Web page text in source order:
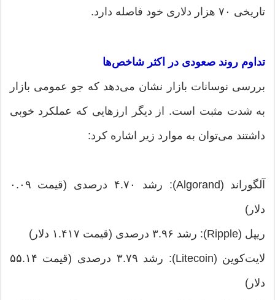
تاریخی ۷۰ هزار دلاری خود فاصله دارد.
تداوم روند صعودی در اکثر شاخص‌ها
بررسی نوسانات بازار نشان می‌دهد که جو عمومی بازار
به شدت مثبت است. از دیگر ارزهایی که عملکرد خوبی
داشتند می‌توان به موارد زیر اشاره کرد:
آلگوراند (Algorand): رشد ۴.۷۰ درصدی (قیمت ۰.۰۹
دلار)
ریپل (Ripple): رشد ۳.۹۶ درصدی (قیمت ۱.۴۱۷ دلار)
لایت‌کوین (Litecoin): رشد ۳.۷۹ درصدی (قیمت ۵۵.۱۴
دلار)